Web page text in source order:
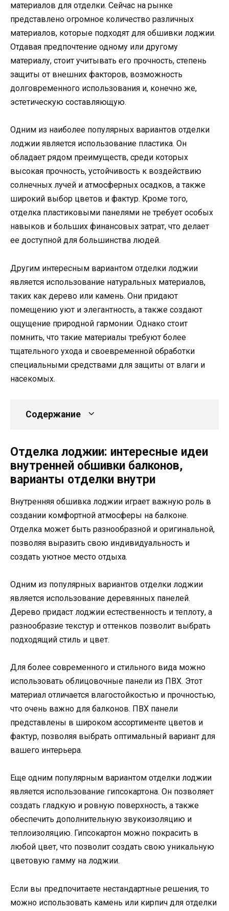
материалов для отделки. Сейчас на рынке
представлено огромное количество различных
материалов, которые подходят для обшивки лоджии.
Отдавая предпочтение одному или другому
материалу, стоит учитывать его прочность, степень
защиты от внешних факторов, возможность
долговременного использования и, конечно же,
эстетическую составляющую.
Одним из наиболее популярных вариантов отделки
лоджии является использование пластика. Он
обладает рядом преимуществ, среди которых
высокая прочность, устойчивость к воздействию
солнечных лучей и атмосферных осадков, а также
широкий выбор цветов и фактур. Кроме того,
отделка пластиковыми панелями не требует особых
навыков и больших финансовых затрат, что делает
ее доступной для большинства людей.
Другим интересным вариантом отделки лоджии
является использование натуральных материалов,
таких как дерево или камень. Они придают
помещению уют и элегантность, а также создают
ощущение природной гармонии. Однако стоит
помнить, что такие материалы требуют более
тщательного ухода и своевременной обработки
специальными средствами для защиты от влаги и
насекомых.
Содержание
Отделка лоджии: интересные идеи
внутренней обшивки балконов,
варианты отделки внутри
Внутренняя обшивка лоджии играет важную роль в
создании комфортной атмосферы на балконе.
Отделка может быть разнообразной и оригинальной,
позволяя выразить свою индивидуальность и
создать уютное место отдыха.
Одним из популярных вариантов отделки лоджии
является использование деревянных панелей.
Дерево придаст лоджии естественность и теплоту, а
разнообразие текстур и оттенков позволит выбрать
подходящий стиль и цвет.
Для более современного и стильного вида можно
использовать облицовочные панели из ПВХ. Этот
материал отличается влагостойкостью и прочностью,
что очень важно для балконов. ПВХ панели
представлены в широком ассортименте цветов и
фактур, позволяя выбрать оптимальный вариант для
вашего интерьера.
Еще одним популярным вариантом отделки лоджии
является использование гипсокартона. Он позволяет
создать гладкую и ровную поверхность, а также
обеспечить дополнительную звукоизоляцию и
теплоизоляцию. Гипсокартон можно покрасить в
любой цвет, что позволит создать свою уникальную
цветовую гамму на лоджии.
Если вы предпочитаете нестандартные решения, то
можно использовать камень или кирпич для отделки